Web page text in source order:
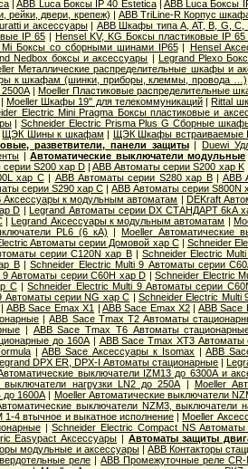
|ABB Luca Боксы IP 40 Estetica| ABB Luca Боксы
рейки, двери, крепеж) | ABB TriLine-R Корпус
и аксессуары| ABB Шкафы типа A, AT, B, G, C,
IP 65| Hensel KV, KG Боксы пластиковые IP 65
Mi Боксы со сборными шинами IP65| Hensel
Nedbox боксы и аксессуары | Legrand Plexo
Металлические распределительные шкафы и
к шкафам (шинки, приборы, клеммы, провода …)
| Moeller Пластиковые распределительные
Moeller Шкафы 19'' для телекоммуникаций|Rittal
Electric Mini Pragma Боксы пластиковые и
|Schneider Electric Prisma Plus G Сборные
ЩЭК Шины к шкафам | ЩЭК Шкафы встраиваемые
разветвители, панели защиты|Duewi
|Автоматические выключатели модульные
S200 хар D|ABB Автоматы серии S200 хар K|
хар С| ABB Автоматы серии S280 хар B| ABB
серии S290 хар С |ABB Автоматы серии S800N
Аксессуары к модульным автоматам | DEKraft
D |Legrand Автоматы серии DX СТАНДАРТ 6kA
|Legrand Аксессуары к модульным автоматам |
PL6 (6 кА) |Moeller Автоматические
Aвтоматы серии Домовой хар C| Schneider
серии C120N хар B| Schneider Electric
B|Schneider Electric Multi 9 Автоматы серии
Автоматы серии C60H хар D |Schneider Electric
C|Schneider Electric Multi 9 Автоматы серии
Автоматы серии NG хар С |Schneider Electric
|ABB Sace Emax X1 | ABB Sace Emax X2 | ABB Sace
|ABB Sace Tmax T2 Автоматы
| ABB Sace Tmax T6 Автоматы
до 160А| ABB Sace Tmax XT3 Автоматы
|ABB Sace Аксессуары к Isomax |ABB
DPX ER, DPX-I Автоматы стационарные |
выключатели IZM13 до 6300А и
нагрузки LN2 до 250А | Moeller
до 1600А | Moeller Автоматические выключатели
выключатели NZM3, выключатели
1-4 втычное и выкатное исполнение|Moeller
|Schneider Electric Compact NS Автоматы
Easypact Аксессуары | Автоматы защиты
модульные и аксессуары|ABB Контакторы
реле |ABB Промежуточные реле